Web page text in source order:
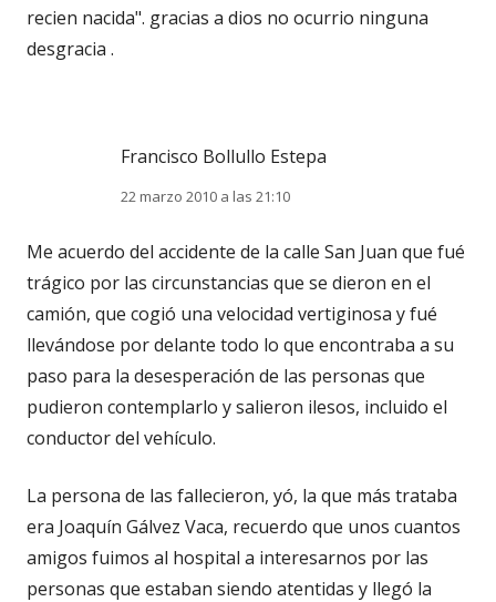
recien nacida". gracias a dios no ocurrio ninguna
desgracia .
Francisco Bollullo Estepa
22 marzo 2010 a las 21:10
Me acuerdo del accidente de la calle San Juan que fué
trágico por las circunstancias que se dieron en el
camión, que cogió una velocidad vertiginosa y fué
llevándose por delante todo lo que encontraba a su
paso para la desesperación de las personas que
pudieron contemplarlo y salieron ilesos, incluido el
conductor del vehículo.
La persona de las fallecieron, yó, la que más trataba
era Joaquín Gálvez Vaca, recuerdo que unos cuantos
amigos fuimos al hospital a interesarnos por las
personas que estaban siendo atentidas y llegó la